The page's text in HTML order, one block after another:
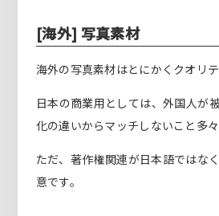
[海外] 写真素材
海外の写真素材はとにかくクオリテ
日本の商業用としては、外国人が
化の違いからマッチしないこと多々
ただ、著作権関連が日本語ではな
意です。